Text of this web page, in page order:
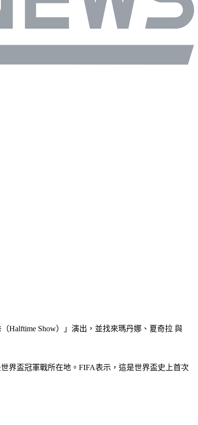
Halftime Show）」演出，並找來瑪丹娜、夏奇拉 與
界盃冠軍戰所在地。FIFA表示，這是世界盃史上首次